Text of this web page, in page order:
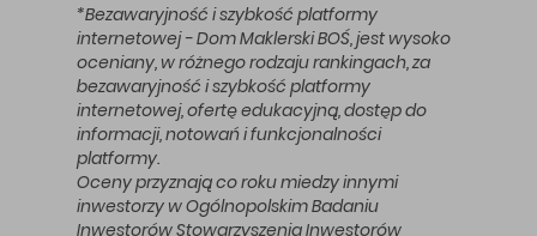
*Bezawaryjność i szybkość platformy
internetowej - Dom Maklerski BOŚ, jest wysoko
oceniany, w różnego rodzaju rankingach, za
bezawaryjność i szybkość platformy
internetowej, ofertę edukacyjną, dostęp do
informacji, notowań i funkcjonalności
platformy.
Oceny przyznają co roku miedzy innymi
inwestorzy w Ogólnopolskim Badaniu
Inwestorów Stowarzyszenia Inwestorów